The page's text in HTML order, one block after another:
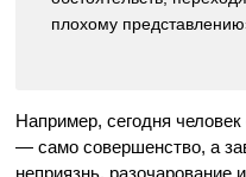
плохому
Например, сегодня
— само совершенство, а
неприязнь, разочарование